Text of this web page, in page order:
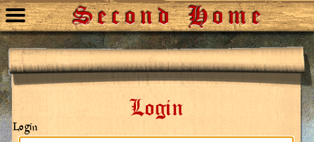
Second Home
Login
Login